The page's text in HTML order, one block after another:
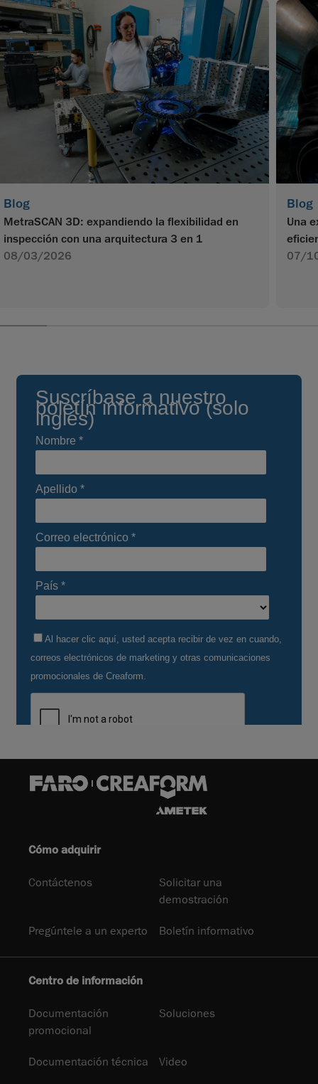
Blog
MetraSCAN 3D: expandiendo la flexibilidad en
inspección con una arquitectura 3 en 1
08/03/2026
Blog
Una
07/
Cómo adquirir
Contáctenos
Solicitar una
demostración
Pregúntele a un experto Boletín informativo
Centro de información
Documentación
promocional
Soluciones
Documentación técnica Video